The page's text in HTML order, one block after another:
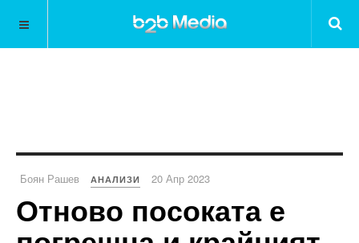
Боян Рашев АНАЛИЗИ 20 Апр 2023
Отново посоката е